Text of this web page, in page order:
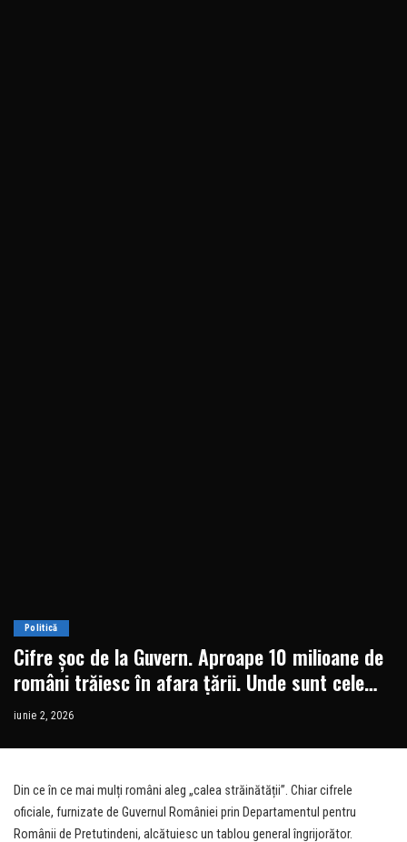
Politică
Cifre șoc de la Guvern. Aproape 10 milioane de
români trăiesc în afara țării. Unde sunt cele
mai mari comunități
iunie 2, 2026
Din ce în ce mai mulți români aleg „calea străinătății”. Chiar cifrele
oficiale, furnizate de Guvernul României prin Departamentul pentru
Românii de Pretutindeni, alcătuiesc un tablou general îngrijorător.